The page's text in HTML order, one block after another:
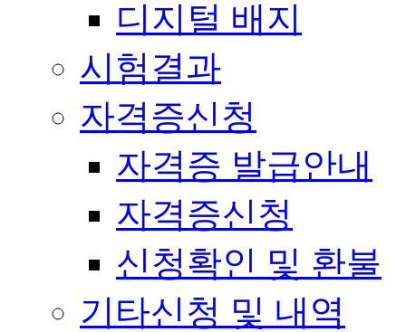
디지털 배지
시험결과
자격증신청
자격증 발급안내
자격증신청
신청확인 및 환불
기타신청 및 내역